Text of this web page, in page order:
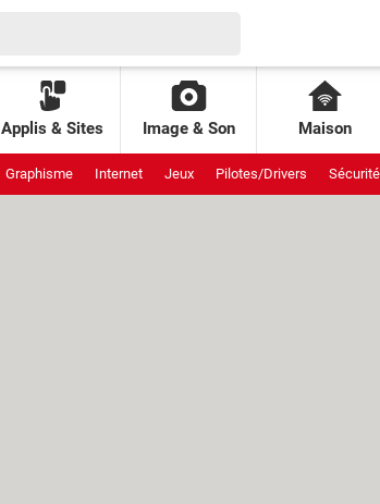
Applis & Sites Image & Son Maison
Graphisme Internet Jeux Pilotes/Drivers Sécurité